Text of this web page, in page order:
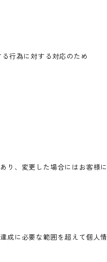
行為に対する対応のため
り、変更した場合にはお客様に
成に必要な範囲を超えて個人情